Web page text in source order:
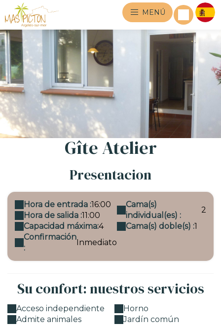
MENÚ
Gîte Atelier
Presentacion
Hora de entrada :16:00
Hora de salida :11:00
Capacidad máxima:4
Confirmación
:
Inmediato
Cama(s)
individual(es) :
2
Cama(s) doble(s) :1
Su confort: nuestros servicios
Acceso independiente
Admite animales
Horno
Jardín común